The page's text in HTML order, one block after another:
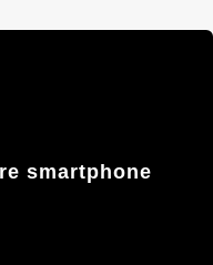
smartphone